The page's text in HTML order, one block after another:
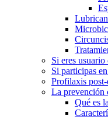
Si eres usuario
Si participas
Profilaxis
La prevención
Qué es